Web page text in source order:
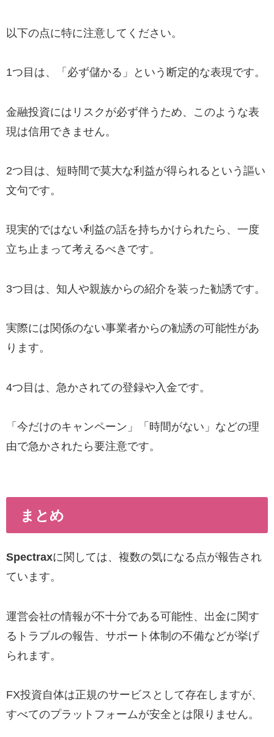
以下の点に特に注意してください。
1つ目は、「必ず儲かる」という断定的な表現です。
金融投資にはリスクが必ず伴うため、このような表
現は信用できません。
2つ目は、短時間で莫大な利益が得られるという謳い
文句です。
現実的ではない利益の話を持ちかけられたら、一度
立ち止まって考えるべきです。
3つ目は、知人や親族からの紹介を装った勧誘です。
実際には関係のない事業者からの勧誘の可能性があ
ります。
4つ目は、急かされての登録や入金です。
「今だけのキャンペーン」「時間がない」などの理
由で急かされたら要注意です。
まとめ
Spectraxに関しては、複数の気になる点が報告され
ています。
運営会社の情報が不十分である可能性、出金に関す
るトラブルの報告、サポート体制の不備などが挙げ
られます。
FX投資自体は正規のサービスとして存在しますが、
すべてのプラットフォームが安全とは限りません。